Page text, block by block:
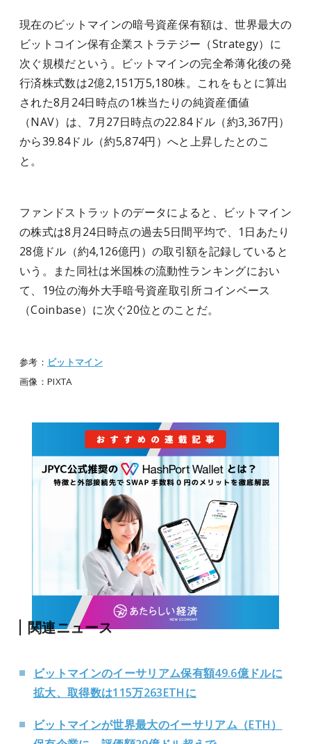
現在のビットマインの暗号資産保有額は、世界最大の
ビットコイン保有企業ストラテジー（Strategy）に
次ぐ規模だという。ビットマインの完全希薄化後の発
行済株式数は2億2,151万5,180株。これをもとに算出
された8月24日時点の1株当たりの純資産価値
（NAV）は、7月27日時点の22.84ドル（約3,367円）
から39.84ドル（約5,874円）へと上昇したとのこ
と。
ファンドストラットのデータによると、ビットマイン
の株式は8月24日時点の過去5日間平均で、1日あたり
28億ドル（約4,126億円）の取引額を記録していると
いう。また同社は米国株の流動性ランキングにおい
て、19位の海外大手暗号資産取引所コインベース
（Coinbase）に次ぐ20位とのことだ。
参考： ビットマイン
画像：PIXTA
関連ニュース
ビットマインのイーサリアム保有額49.6億ドルに
拡大、取得数は115万263ETHに
ビットマインが世界最大のイーサリアム（ETH）